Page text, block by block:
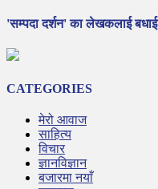
'सम्पदा दर्शन' का लेखकलाई बधाई
CATEGORIES
मेरो आवाज
साहित्य
विचार
ज्ञानविज्ञान
बजारमा नयाँ